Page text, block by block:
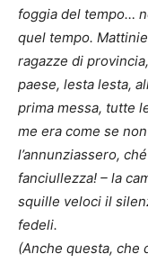
foggia del tempo…
quel tempo.
ragazze di
paese, lesta lesta,
prima messa, tutte
me era come se
l’annunziassero,
fanciullezza! – la
squille veloci il
fedeli.
(Anche questa, che